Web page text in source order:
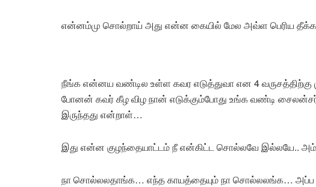
என்னம்மு சொல்றாய் அது என்ன கையில் மேல அவ்ள பெரிய
நீங்க என்னய வண்டில உள்ள கவர எடுத்துவா என 4 வருசத்திற்கு
போனன் கவர் கீழ விழ நான் எடுக்கும்போது உங்க வண்டி
இருந்தது என்றாள்…
இது என்ன குழந்தையாட்டம் நீ என்கிட்ட சொல்லவே இல்லயே..
நா சொல்லலதாங்க… எந்த காயத்தையும் நா சொல்லலங்க…